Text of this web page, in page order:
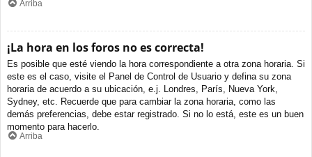
Arriba
¡La hora en los foros no es correcta!
Es posible que esté viendo la hora correspondiente a otra zona horaria. Si
este es el caso, visite el Panel de Control de Usuario y defina su zona
horaria de acuerdo a su ubicación, e.j. Londres, París, Nueva York,
Sydney, etc. Recuerde que para cambiar la zona horaria, como las
demás preferencias, debe estar registrado. Si no lo está, este es un buen
momento para hacerlo.
Arriba